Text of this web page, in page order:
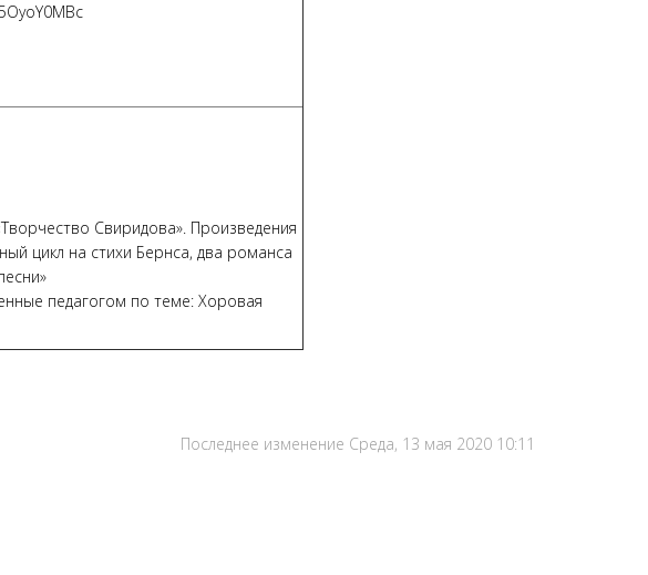
Свиридова». Произведения
цикл на стихи Бернса, два романса
педагогом по теме: Хоровая
Последнее изменение Среда, 13 мая 2020 10:11